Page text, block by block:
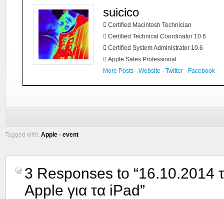
suicico
 Certified Macintosh Technician
 Certified Technical Coordinator 10.6
 Certified System Administrator 10.6
 Apple Sales Professional
More Posts - Website - Twitter - Facebook
Tagged with: Apple • event
3 Responses to “16.10.2014
Apple για τα iPad”